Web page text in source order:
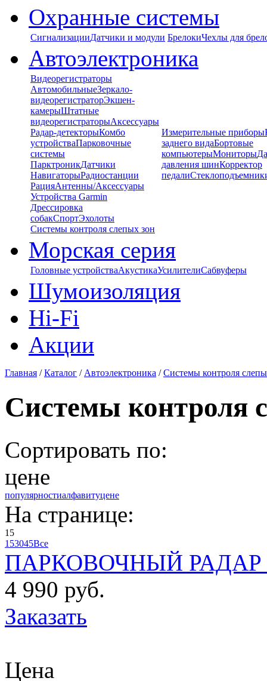
Охранные системы
СигнализацииДатчики и модули БрелокиЧехлы для
Автоэлектроника
Видеорегистраторы
АвтомобильныеЗеркало-
видеорегистраторЭкшен-
камерыШтатные
видеорегистраторыАксессуары
Радар-детекторыКомбо
устройстваПарковочные
системы
ПарктроникДатчики
НавигаторыРадиостанции
РацияАнтенны/Аксессуары
Устройства Garmin
Дрессировка
собакСпортЭхолоты
Системы контроля слепых зон
Измерительные приборы
заднего видаБортовые
компьютерыМониторы
давления шинКорректор
педали
Морская серия
Головные устройстваАкустикаУсилителиСабвуферы
Шумоизоляция
Hi-Fi
Акции
Главная /Каталог / Автоэлектроника /Системы контроля
Системы контроля
Сортировать по:
цене
популярностиалфавитуцене
На странице:
15
153045Все
ПАРКОВОЧНЫЙ РАДАР
4 990 руб.
Заказать
Цена